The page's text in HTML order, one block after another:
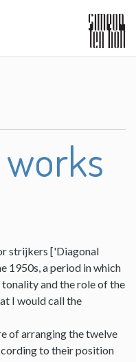
strijkers ['Diagonal
1950s, a period in which
and the role of the
I would call the
of arranging the twelve
to their position